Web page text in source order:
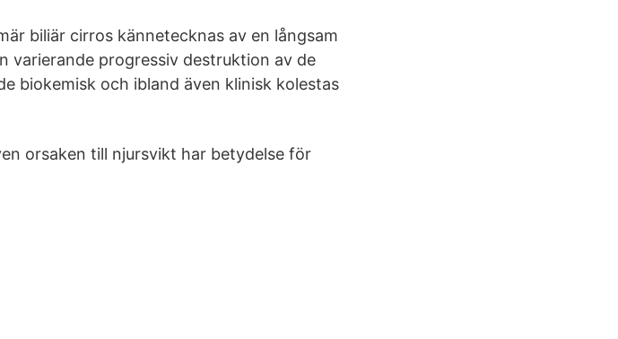
biliär cirros kännetecknas av en långsam
varierande progressiv destruktion av de
biokemisk och ibland även klinisk kole­stas
orsaken till njursvikt har betydelse för